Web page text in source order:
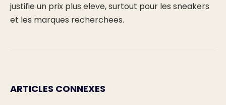
justifie un prix plus eleve, surtout pour les sneakers
et les marques recherchees.
ARTICLES CONNEXES